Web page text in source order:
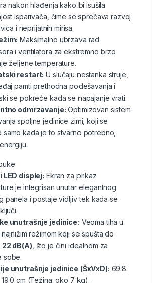
nakon hlađenja kako bi isušila
isparivača, čime se sprečava razvoj
i neprijatnih mirisa.
Maksimalno ubrzava rad
i ventilatora za ekstremno brzo
željene temperature.
restart: U slučaju nestanka struje,
pamti prethodna podešavanja i
se pokreće kada se napajanje vrati.
odmrzavanje: Optimizovan sistem
spoljne jedinice zimi, koji se
kada je to stvarno potrebno,
LED displej: Ekran za prikaz
je integrisan unutar elegantnog
panela i postaje vidljiv tek kada se
unutrašnje jedinice: Veoma tiha u
režimom koji se spušta do
22 dB(A) , što je čini idealnom za
sobe.
unutrašnje jedinice (ŠxVxD): 69.8
cm (Težina: oko 7 kg).